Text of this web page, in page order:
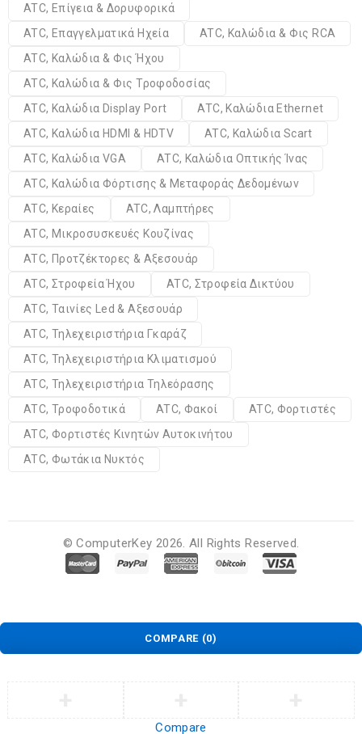
ATC, Επίγεια & Δορυφορικά
ATC, Επαγγελματικά Ηχεία
ATC, Καλώδια & Φις RCA
ATC, Καλώδια & Φις Ήχου
ATC, Καλώδια & Φις Τροφοδοσίας
ATC, Καλώδια Display Port
ATC, Καλώδια Ethernet
ATC, Καλώδια HDMI & HDTV
ATC, Καλώδια Scart
ATC, Καλώδια VGA
ATC, Καλώδια Οπτικής Ίνας
ATC, Καλώδια Φόρτισης & Μεταφοράς Δεδομένων
ATC, Κεραίες
ATC, Λαμπτήρες
ATC, Μικροσυσκευές Κουζίνας
ATC, Προτζέκτορες & Αξεσουάρ
ATC, Στροφεία Ήχου
ATC, Στροφεία Δικτύου
ATC, Ταινίες Led & Αξεσουάρ
ATC, Τηλεχειριστήρια Γκαράζ
ATC, Τηλεχειριστήρια Κλιματισμού
ATC, Τηλεχειριστήρια Τηλεόρασης
ATC, Τροφοδοτικά
ATC, Φακοί
ATC, Φορτιστές
ATC, Φορτιστές Κινητών Αυτοκινήτου
ATC, Φωτάκια Νυκτός
© ComputerKey 2026. All Rights Reserved.
COMPARE (0)
Compare